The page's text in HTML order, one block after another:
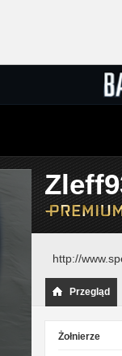
http://
Przegląd
Żołnierze